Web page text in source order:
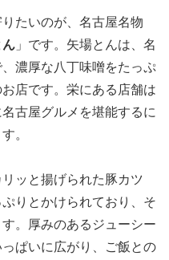
たいのが、名古屋名物
ん 」です。矢場とんは、名
濃厚な八丁味噌をたっぷ
お店です。栄にある店舗は
古屋グルメを堪能するに
。
ッと揚げられた豚カツ
りとかけられており、そ
。厚みのあるジューシー
ぱいに広がり、ご飯との